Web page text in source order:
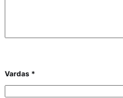
Vardas *